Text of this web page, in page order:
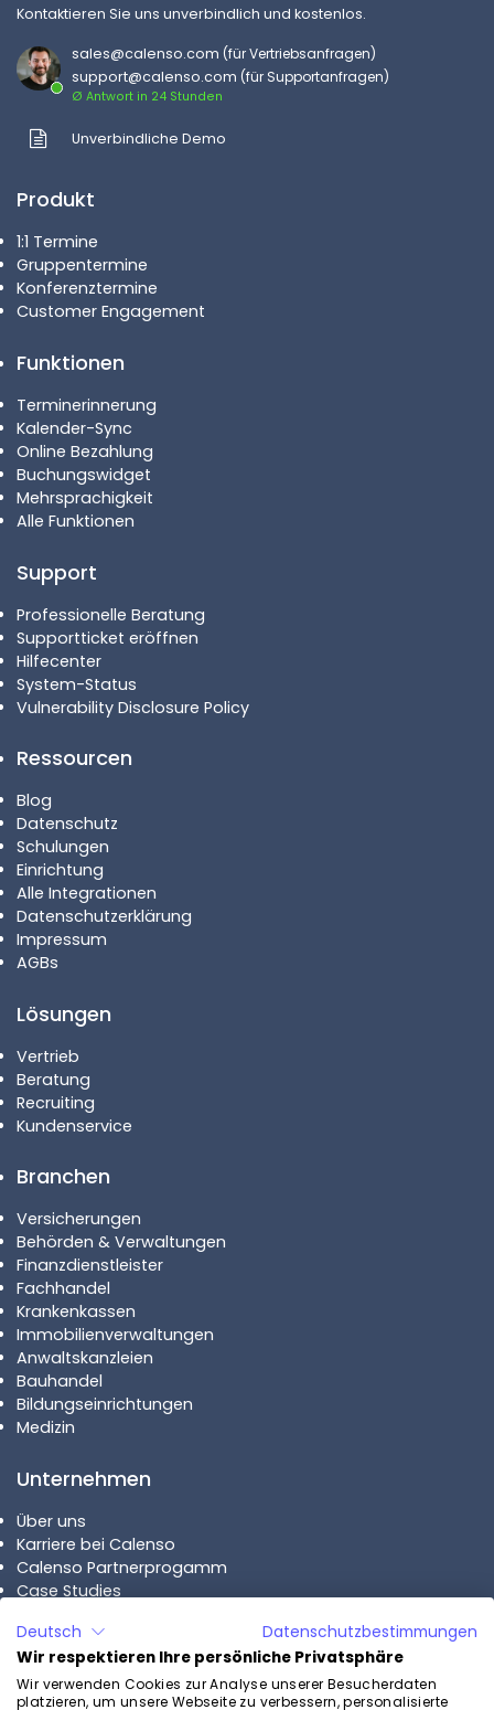
Kontaktieren Sie uns unverbindlich und kostenlos.
sales@calenso.com (für Vertriebsanfragen)
support@calenso.com (für Supportanfragen)
Ø Antwort in 24 Stunden
Unverbindliche Demo
Produkt
1:1 Termine
Gruppentermine
Konferenztermine
Customer Engagement
Funktionen
Terminerinnerung
Kalender-Sync
Online Bezahlung
Buchungswidget
Mehrsprachigkeit
Alle Funktionen
Support
Professionelle Beratung
Supportticket eröffnen
Hilfecenter
System-Status
Vulnerability Disclosure Policy
Ressourcen
Blog
Datenschutz
Schulungen
Einrichtung
Alle Integrationen
Datenschutzerklärung
Impressum
AGBs
Lösungen
Vertrieb
Beratung
Recruiting
Kundenservice
Branchen
Versicherungen
Behörden & Verwaltungen
Finanzdienstleister
Fachhandel
Krankenkassen
Immobilienverwaltungen
Anwaltskanzleien
Bauhandel
Bildungseinrichtungen
Medizin
Unternehmen
Über uns
Karriere bei Calenso
Calenso Partnerprogamm
Case Studies
Pläne
Calenso Business
Deutsch
Datenschutzbestimmungen
Wir respektieren Ihre persönliche Privatsphäre
Wir verwenden Cookies zur Analyse unserer Besucherdaten
platzieren, um unsere Webseite zu verbessern, personalisierte